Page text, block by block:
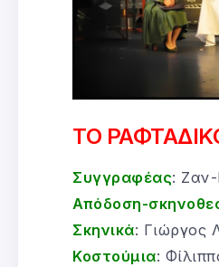
ΤΟ
Συγγραφέας:
Απόδοση-
Σκηνικά: Γιώργος
Κοστούμια: